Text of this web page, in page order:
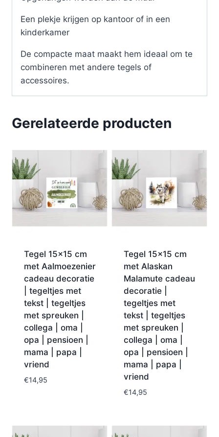
Een plekje krijgen op kantoor of in een
kinderkamer
De compacte maat maakt hem ideaal om te
combineren met andere tegels of
accessoires.
Gerelateerde producten
Tegel 15×15 cm
met Aalmoezenier
cadeau decoratie
| tegeltjes met
tekst | tegeltjes
met spreuken |
collega | oma |
opa | pensioen |
mama | papa |
vriend
€14,95
Tegel 15×15 cm
met Alaskan
Malamute cadeau
decoratie |
tegeltjes met
tekst | tegeltjes
met spreuken |
collega | oma |
opa | pensioen |
mama | papa |
vriend
€14,95